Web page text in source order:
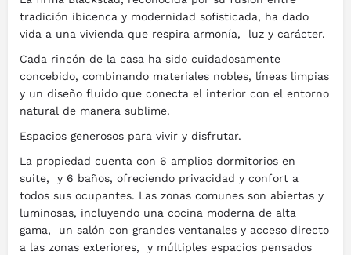
tradición ibicenca y modernidad sofisticada, ha dado
vida a una vivienda que respira armonía, luz y carácter.
Cada rincón de la casa ha sido cuidadosamente
concebido, combinando materiales nobles, líneas limpias
y un diseño fluido que conecta el interior con el entorno
natural de manera sublime.
Espacios generosos para vivir y disfrutar.
La propiedad cuenta con 6 amplios dormitorios en
suite, y 6 baños, ofreciendo privacidad y confort a
todos sus ocupantes. Las zonas comunes son abiertas y
luminosas, incluyendo una cocina moderna de alta
gama, un salón con grandes ventanales y acceso directo
a las zonas exteriores, y múltiples espacios pensados